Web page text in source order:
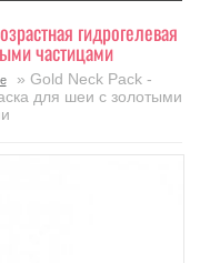
гидрогелевая
частицами
» Gold Neck Pack -
для шеи с золотыми